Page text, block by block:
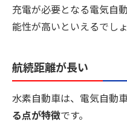
充電が必要となる電気自
能性が高いといえるでしょ
航続距離が長い
水素自動車は、電気自動
る点が特徴です。